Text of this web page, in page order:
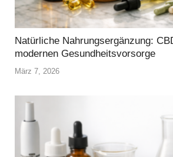
Natürliche Nahrungsergänzung:
modernen Gesundheitsvorsorge
März 7, 2026